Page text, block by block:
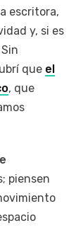
escritora,
y, si es
que el
, que
piensen